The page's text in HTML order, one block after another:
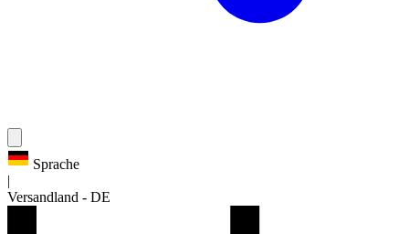
Sprache
Versandland - DE